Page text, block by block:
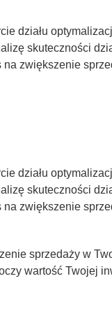
działu
skuteczności
zwiększenie
działu
skuteczności
zwiększenie
sprzedaży w
wartość Twojej